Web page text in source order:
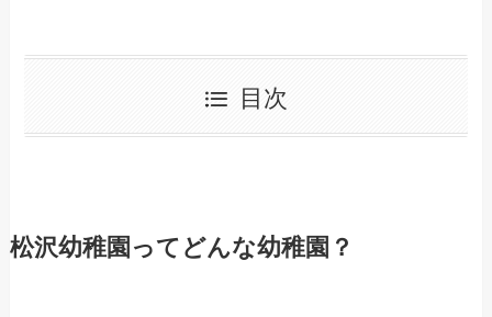
目次
松沢幼稚園ってどんな幼稚園？